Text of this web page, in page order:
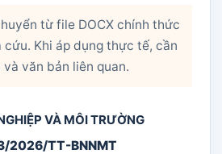
từ file DOCX chính thức
Khi áp dụng thực tế, cần
văn bản liên quan.
VÀ MÔI TRƯỜNG
2026/TT-BNNMT